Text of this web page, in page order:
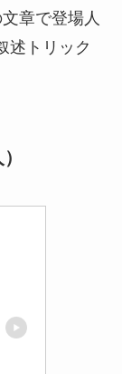
章で登場人
述トリック